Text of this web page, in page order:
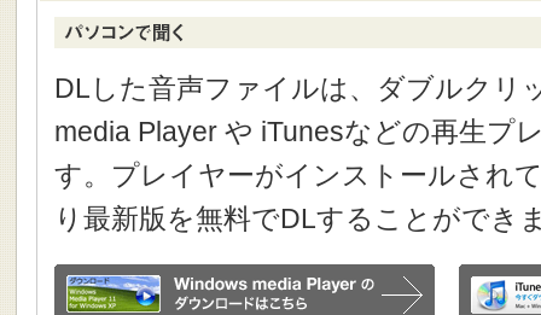
DLした音声ファイルは、ダブルクリ
media Player や iTunesなどの再生プ
す。プレイヤーがインストールされ
り最新版を無料でDLすることができ